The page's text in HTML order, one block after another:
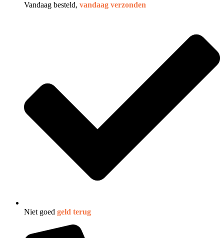
Vandaag besteld, vandaag verzonden
Niet goed geld terug